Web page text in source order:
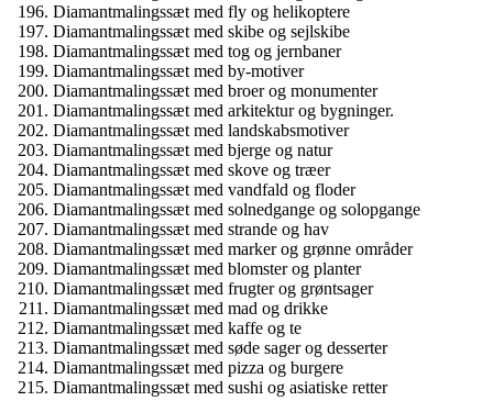
Diamantmalingssæt med fly og helikoptere
Diamantmalingssæt med skibe og sejlskibe
Diamantmalingssæt med tog og jernbaner
Diamantmalingssæt med by-motiver
Diamantmalingssæt med broer og monumenter
Diamantmalingssæt med arkitektur og bygninger.
Diamantmalingssæt med landskabsmotiver
Diamantmalingssæt med bjerge og natur
Diamantmalingssæt med skove og træer
Diamantmalingssæt med vandfald og floder
Diamantmalingssæt med solnedgange og solopgange
Diamantmalingssæt med strande og hav
Diamantmalingssæt med marker og grønne områder
Diamantmalingssæt med blomster og planter
Diamantmalingssæt med frugter og grøntsager
Diamantmalingssæt med mad og drikke
Diamantmalingssæt med kaffe og te
Diamantmalingssæt med søde sager og desserter
Diamantmalingssæt med pizza og burgere
Diamantmalingssæt med sushi og asiatiske retter